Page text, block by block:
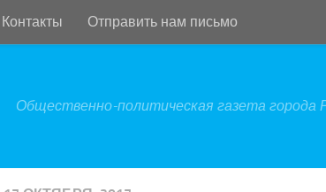
Контакты Отправить нам письмо
Общественно-политическая газета города